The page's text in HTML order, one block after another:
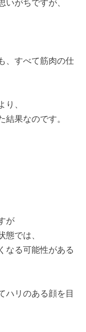
いがちですが、
、すべて筋肉の仕
り、
結果なのです。
が
態では、
なる可能性がある
ハリのある顔を目